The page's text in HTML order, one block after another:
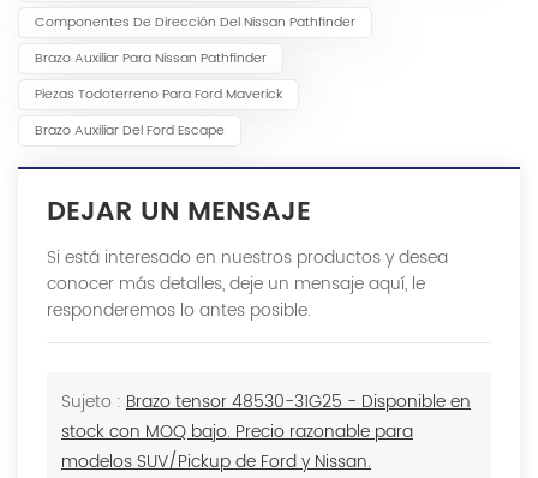
Componentes De Dirección Del Nissan Pathfinder
Brazo Auxiliar Para Nissan Pathfinder
Piezas Todoterreno Para Ford Maverick
Brazo Auxiliar Del Ford Escape
DEJAR UN MENSAJE
Si está interesado en nuestros productos y desea
conocer más detalles, deje un mensaje aquí, le
responderemos lo antes posible.
Sujeto : Brazo tensor 48530-31G25 - Disponible en
stock con MOQ bajo. Precio razonable para
modelos SUV/Pickup de Ford y Nissan.